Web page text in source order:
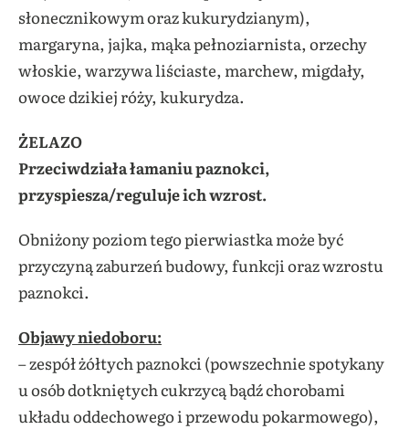
słonecznikowym oraz kukurydzianym),
margaryna, jajka, mąka pełnoziarnista, orzechy
włoskie, warzywa liściaste, marchew, migdały,
owoce dzikiej róży, kukurydza.
ŻELAZO
Przeciwdziała łamaniu paznokci,
przyspiesza/reguluje ich wzrost.
Obniżony poziom tego pierwiastka może być
przyczyną zaburzeń budowy, funkcji oraz wzrostu
paznokci.
Objawy niedoboru:
– zespół żółtych paznokci (powszechnie spotykany
u osób dotkniętych cukrzycą bądź chorobami
układu oddechowego i przewodu pokarmowego),